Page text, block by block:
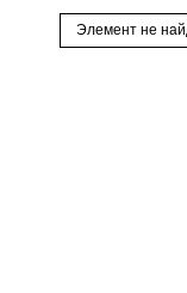
Элемент не